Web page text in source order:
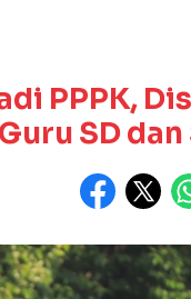
PPPK,
SD dan